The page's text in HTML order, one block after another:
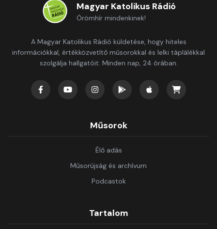
Magyar Katolikus Rádió
Örömhír mindenkinek!
A Magyar Katolikus Rádió küldetése, hogy hiteles
információkkal, értékközvetítő műsorokkal és lelki táplálékkal
szolgálja hallgatóit. Minden nap, 24 órában.
Műsorok
Élő adás
Műsorújság és archívum
Podcastok
Tartalom